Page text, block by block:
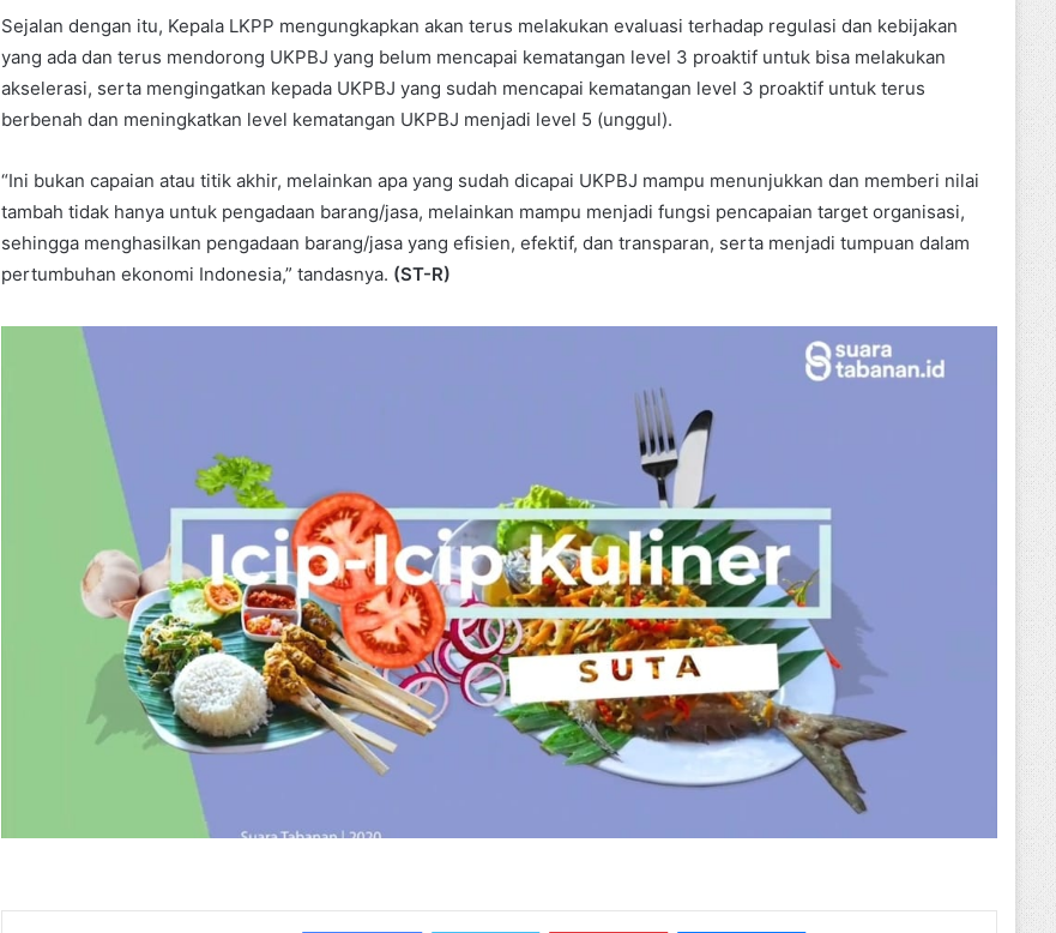
Sejalan dengan itu, Kepala LKPP mengungkapkan akan terus melakukan evaluasi terhadap regulasi dan kebijakan
yang ada dan terus mendorong UKPBJ yang belum mencapai kematangan level 3 proaktif untuk bisa melakukan
akselerasi, serta mengingatkan kepada UKPBJ yang sudah mencapai kematangan level 3 proaktif untuk terus
berbenah dan meningkatkan level kematangan UKPBJ menjadi level 5 (unggul).
“Ini bukan capaian atau titik akhir, melainkan apa yang sudah dicapai UKPBJ mampu menunjukkan dan memberi nilai
tambah tidak hanya untuk pengadaan barang/jasa, melainkan mampu menjadi fungsi pencapaian target organisasi,
sehingga menghasilkan pengadaan barang/jasa yang efisien, efektif, dan transparan, serta menjadi tumpuan dalam
pertumbuhan ekonomi Indonesia,” tandasnya. (ST-R)